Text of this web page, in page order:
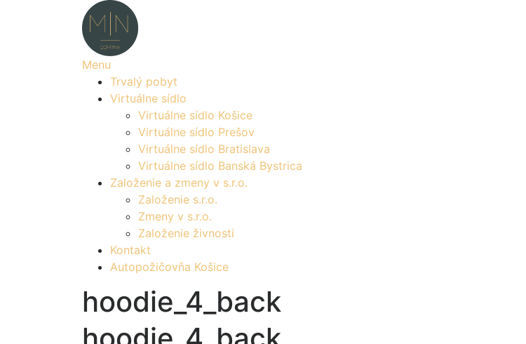
Menu
Trvalý pobyt
Virtuálne sídlo
Virtuálne sídlo Košice
Virtuálne sídlo Prešov
Virtuálne sídlo Bratislava
Virtuálne sídlo Banská Bystrica
Založenie a zmeny v s.r.o.
Založenie s.r.o.
Zmeny v s.r.o.
Založenie živnosti
Kontakt
Autopožičovňa Košice
hoodie_4_back